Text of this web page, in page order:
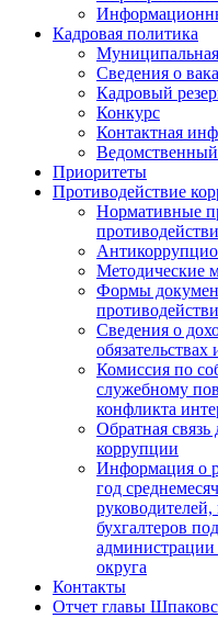
Кадровая политика
Сведения о
Кадровый
Конкурс
Контактная
Приоритеты
Противодействие
Нормативные
Методические
Формы
Сведения о
Комиссия по
служебному
конфликта
Обратная
коррупции
Информация о
год
бухгалтеров
округа
Контакты
Отчет главы